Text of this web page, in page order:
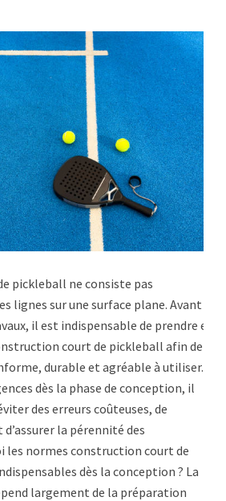
pickleball ne consiste pas
lignes sur une surface plane. Avant
il est indispensable de prendre en
court de pickleball afin de
durable et agréable à utiliser.
dès la phase de conception, il
des erreurs coûteuses, de
la pérennité des
les normes construction court de
dès la conception ? La
largement de la préparation